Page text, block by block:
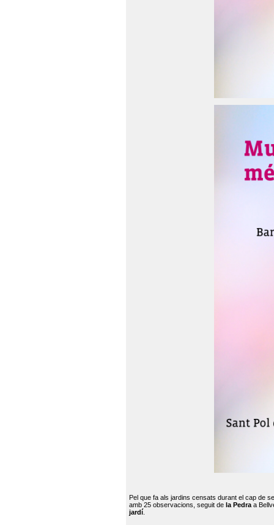
Pel que fa als jardins censats durant el cap de
amb 25 observacions, seguit de la Pedra a
jardí